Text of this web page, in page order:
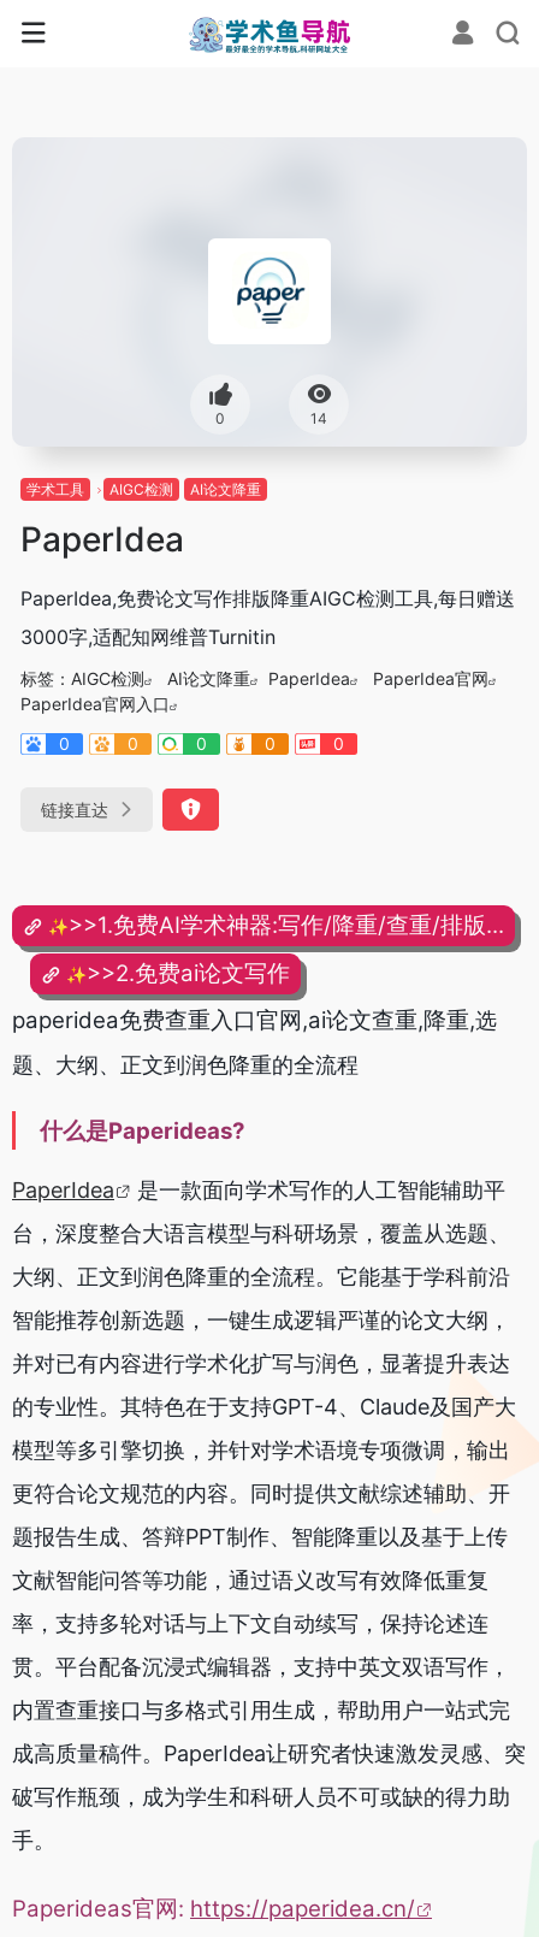
0 14
学术工具 AIGC检测 AI论文降重
PaperIdea
PaperIdea,免费论文写作排版降重AIGC检测工具,每日赠送
3000字,适配知网维普Turnitin
标签： AIGC检测 AI论文降重 PaperIdea
PaperIdea官网
PaperIdea官网入口
0
0 0 0 0
链接直达
✨>>1.免费AI学术神器:写作/降重/查重/排版...
✨>>2.免费ai论文写作
paperidea免费查重入口官网,ai论文查重,降重,选
题、大纲、正文到润色降重的全流程
什么是Paperideas?
PaperIdea
是一款面向学术写作的人工智能辅助平
台，深度整合大语言模型与科研场景，覆盖从选题、
大纲、正文到润色降重的全流程。它能基于学科前沿
智能推荐创新选题，一键生成逻辑严谨的论文大纲，
并对已有内容进行学术化扩写与润色，显著提升表达
的专业性。其特色在于支持GPT-4、Claude及国产大
模型等多引擎切换，并针对学术语境专项微调，输出
更符合论文规范的内容。同时提供文献综述辅助、开
题报告生成、答辩PPT制作、智能降重以及基于上传
文献智能问答等功能，通过语义改写有效降低重复
率，支持多轮对话与上下文自动续写，保持论述连
贯。平台配备沉浸式编辑器，支持中英文双语写作，
内置查重接口与多格式引用生成，帮助用户一站式完
成高质量稿件。PaperIdea让研究者快速激发灵感、突
破写作瓶颈，成为学生和科研人员不可或缺的得力助
手。
Paperideas官网: https://paperidea.cn/